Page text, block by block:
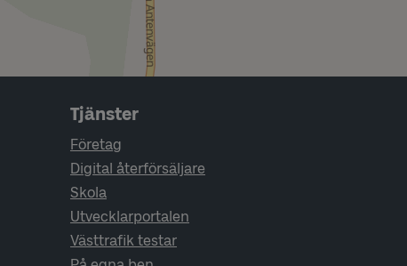
Tjänster
Företag
Digital återförsäljare
Skola
Utvecklarportalen
Västtrafik testar